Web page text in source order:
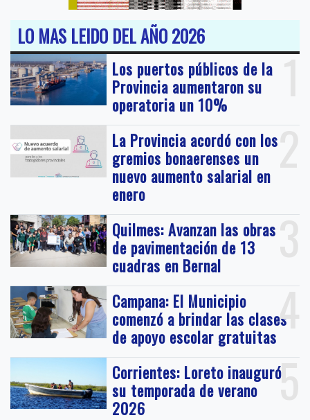
LO MAS LEIDO DEL AÑO 2026
1
Los puertos públicos de la
Provincia aumentaron su
operatoria un 10%
2
La Provincia acordó con los
gremios bonaerenses un
nuevo aumento salarial en
enero
3
Quilmes: Avanzan las obras
de pavimentación de 13
cuadras en Bernal
4
Campana: El Municipio
comenzó a brindar las clases
de apoyo escolar gratuitas
5
Corrientes: Loreto inauguró
su temporada de verano
2026